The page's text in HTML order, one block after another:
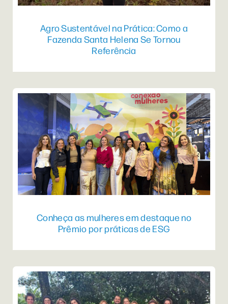
Agro Sustentável na Prática: Como a
Fazenda Santa Helena Se Tornou
Referência
Conheça as mulheres em destaque no
Prêmio por práticas de ESG